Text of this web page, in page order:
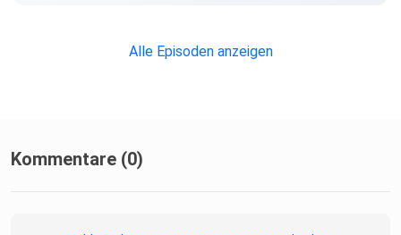
Alle Episoden anzeigen
Kommentare (0)